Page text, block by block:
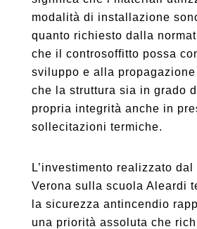
modalità di installazione
quanto richiesto dalla
che il controsoffitto possa
sviluppo e alla
che la struttura sia in grado
propria integrità anche in
sollecitazioni termiche.
L’investimento realizzato dal
Verona sulla scuola Aleardi
la sicurezza antincendio
una priorità assoluta che